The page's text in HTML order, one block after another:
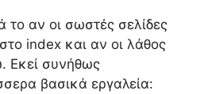
αν οι σωστές σελίδες
index και αν οι λάθος
Εκεί συνήθως
βασικά εργαλεία: